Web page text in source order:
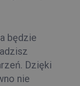
będzie
Dzięki
nie